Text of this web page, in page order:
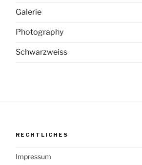
Galerie
Photography
Schwarzweiss
RECHTLICHES
Impressum